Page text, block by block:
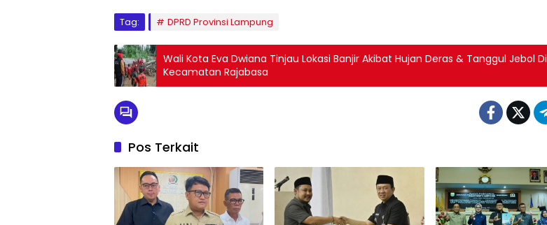
Tag: DPRD Provinsi Lampung
Wali Kota Eva Dwiana Tinjau Lokasi Banjir Akibat Hujan Deras & Tanggul Jebol Di
Kecamatan Rajabasa
Pos Terkait